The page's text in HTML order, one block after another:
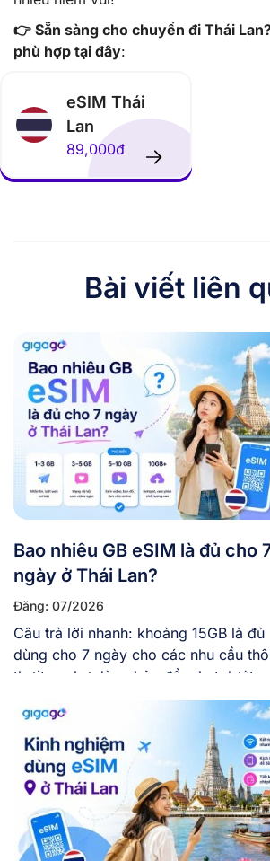
👉 Sẵn sàng cho chuyến đi Thái
phù hợp tại đây:
eSIM Thái
Lan
89,000đ
Bài viết liên
Bao nhiêu GB eSIM là đủ cho
ngày ở Thái Lan?
Đăng: 07/2026
Câu trả lời nhanh: khoảng 15GB là đủ
dùng cho 7 ngày cho các nhu cầu
thường như dùng bản đồ, chat, lướt
mạng xã hội, chụp ảnh đăng story
phải. Còn nếu bạn vừa đi vừa làm
online, hay thường xuyên gọi video
xem phim trực tuyến, thì nên chọn